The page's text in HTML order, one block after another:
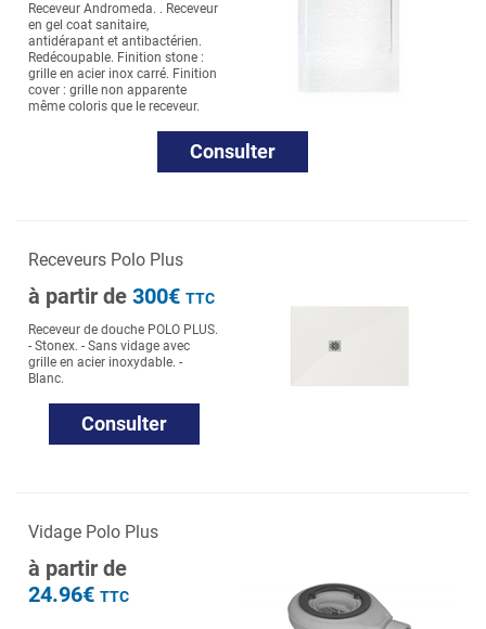
Receveur Andromeda. . Receveur
en gel coat sanitaire,
antidérapant et antibactérien.
Redécoupable. Finition stone :
grille en acier inox carré. Finition
cover : grille non apparente
même coloris que le receveur.
Consulter
Receveurs Polo Plus
à partir de 300€ TTC
Receveur de douche POLO PLUS.
- Stonex. - Sans vidage avec
grille en acier inoxydable. -
Blanc.
Consulter
Vidage Polo Plus
à partir de
24.96€ TTC